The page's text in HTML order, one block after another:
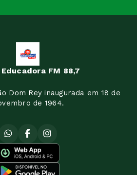
FM 88,7
Dom Rey inaugurada em 18 de
de 1964.